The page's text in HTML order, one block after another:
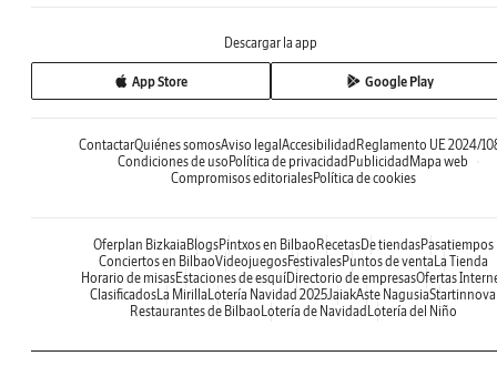
Descargar la app
App Store Google Play
ContactarQuiénes somosAviso legal Accesibilidad Reglamento UE 2024/
Condiciones de uso Política de privacidad Publicidad Mapa web
Compromisos editorialesPolítica de cookies
Oferplan Bizkaia BlogsPintxos en Bilbao RecetasDe tiendasPasatiempos
Conciertos en BilbaoVideojuegosFestivalesPuntos de venta La Tienda
Horario de misasEstaciones de esquíDirectorio de empresasOfertas
ClasificadosLa Mirilla Lotería Navidad 2025JaiakAste NagusiaStartinnova
Restaurantes de Bilbao Lotería de Navidad Lotería del Niño